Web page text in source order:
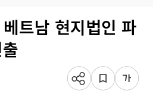
트남 현지법인 파